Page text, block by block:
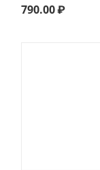
790.00₽